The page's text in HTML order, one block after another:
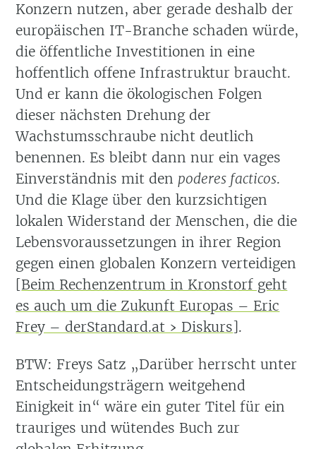
Konzern nutzen, aber gerade deshalb der
europäischen IT-Branche schaden würde,
die öffentliche Investitionen in eine
hoffentlich offene Infrastruktur braucht.
Und er kann die ökologischen Folgen
dieser nächsten Drehung der
Wachstumsschraube nicht deutlich
benennen. Es bleibt dann nur ein vages
Einverständnis mit den poderes facticos.
Und die Klage über den kurzsichtigen
lokalen Widerstand der Menschen, die die
Lebensvoraussetzungen in ihrer Region
gegen einen globalen Konzern verteidigen
[Beim Rechenzentrum in Kronstorf geht
es auch um die Zukunft Europas – Eric
Frey – derStandard.at › Diskurs].
BTW: Freys Satz „Darüber herrscht unter
Entscheidungsträgern weitgehend
Einigkeit in“ wäre ein guter Titel für ein
trauriges und wütendes Buch zur